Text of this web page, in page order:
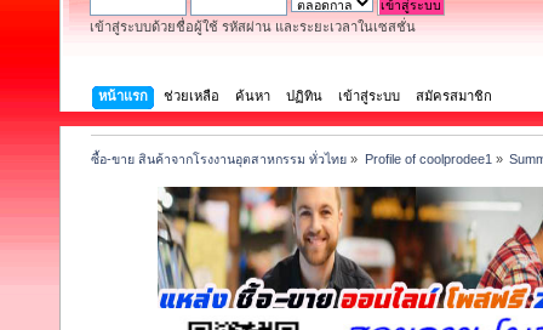
เข้าสู่ระบบด้วยชื่อผู้ใช้ รหัสผ่าน และระยะเวลาในเซสชั่น
หน้าแรก ช่วยเหลือ ค้นหา ปฏิทิน เข้าสู่ระบบ สมัครสมาชิก
ซื้อ-ขาย สินค้าจากโรงงานอุตสาหกรรม ทั่วไทย » Profile of coolprodee1 »